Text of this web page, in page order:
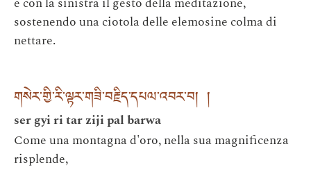
sostenendo una ciotola delle elemosine colma di
nettare.
གསེར་གྱི་རི་ལྟར་གཟི་བརྗིད་དཔལ་འབར་བ། །
ser gyi ri tar ziji pal barwa
Come una montagna d'oro, nella sua magnificenza
risplende,